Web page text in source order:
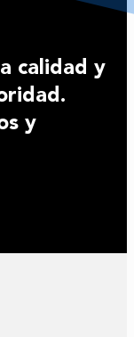
calidad y
y